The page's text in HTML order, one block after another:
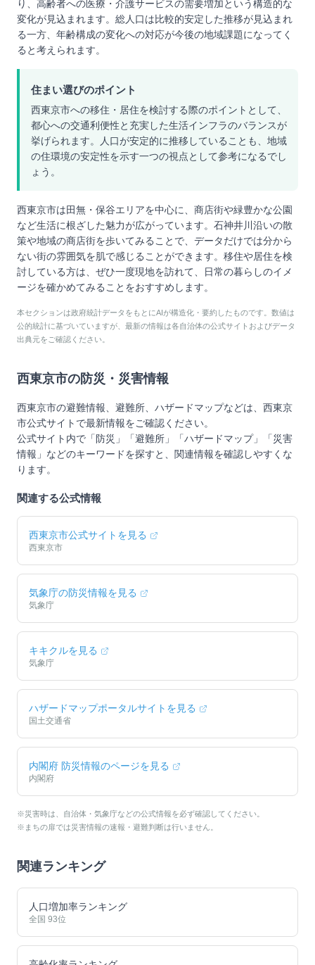
り、高齢者への医療・介護サービスの需要増加という構造的な
変化が見込まれます。総人口は比較的安定した推移が見込まれ
る一方、年齢構成の変化への対応が今後の地域課題になってく
ると考えられます。
住まい選びのポイント
西東京市への移住・居住を検討する際のポイントとして、
都心への交通利便性と充実した生活インフラのバランスが
挙げられます。人口が安定的に推移していることも、地域
の住環境の安定性を示す一つの視点として参考になるでし
ょう。
西東京市は田無・保谷エリアを中心に、商店街や緑豊かな公園
など生活に根ざした魅力が広がっています。石神井川沿いの散
策や地域の商店街を歩いてみることで、データだけでは分から
ない街の雰囲気を肌で感じることができます。移住や居住を検
討している方は、ぜひ一度現地を訪れて、日常の暮らしのイメ
ージを確かめてみることをおすすめします。
本セクションは政府統計データをもとにAIが構造化・要約したものです。数値は
公的統計に基づいていますが、最新の情報は各自治体の公式サイトおよびデータ
出典元をご確認ください。
西東京市の防災・災害情報
西東京市の避難情報、避難所、ハザードマップなどは、 西東京
市公式サイトで最新情報をご確認ください。
公式サイト内で「防災」「避難所」「ハザードマップ」「災害
情報」などのキーワードを探すと、関連情報を確認しやすくな
ります。
関連する公式情報
西東京市公式サイトを見る
西東京市
気象庁の防災情報を見る
気象庁
キキクルを見る
気象庁
ハザードマップポータルサイトを見る
国土交通省
内閣府 防災情報のページを見る
内閣府
※災害時は、自治体・気象庁などの公式情報を必ず確認してください。
※まちの扉では災害情報の速報・避難判断は行いません。
関連ランキング
人口増加率ランキング
全国 93位